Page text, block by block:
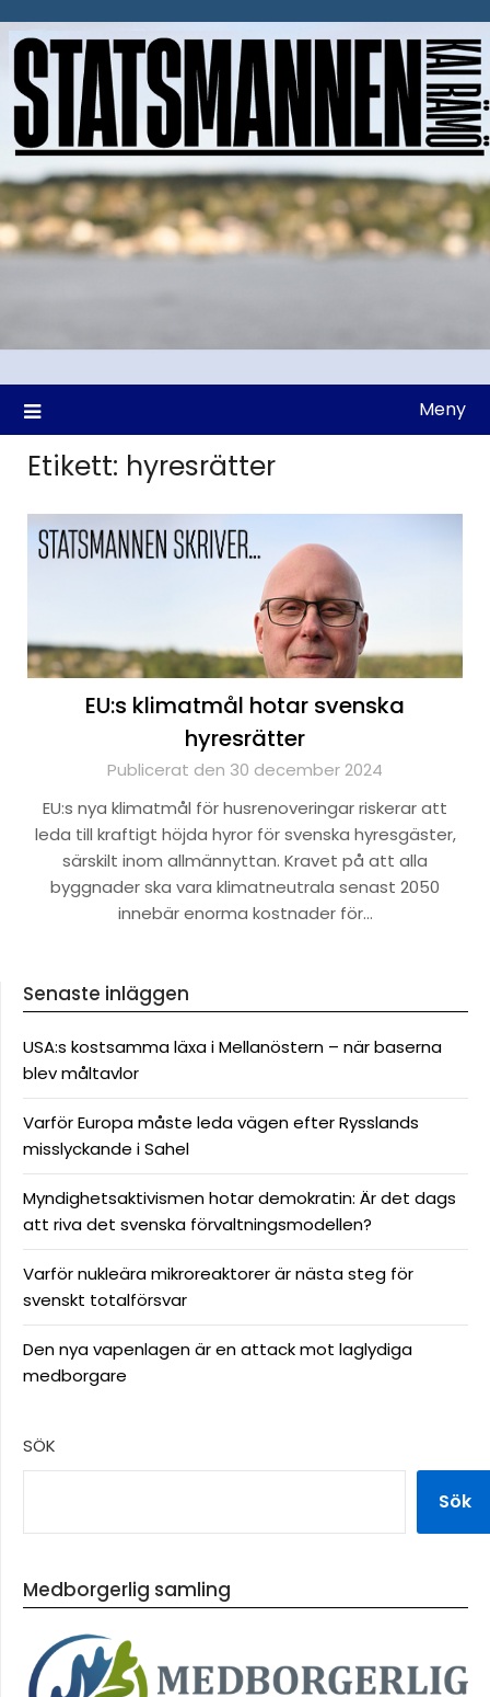
till
Meny
Etikett: hyresrätter
EU:s klimatmål hotar svenska
hyresrätter
Publicerat den 30 december 2024
EU:s nya klimatmål för husrenoveringar riskerar att
leda till kraftigt höjda hyror för svenska hyresgäster,
särskilt inom allmännyttan. Kravet på att alla
byggnader ska vara klimatneutrala senast 2050
innebär enorma kostnader för…
Senaste inläggen
USA:s kostsamma läxa i Mellanöstern – när baserna
blev måltavlor
Varför Europa måste leda vägen efter Rysslands
misslyckande i Sahel
Myndighetsaktivismen hotar demokratin: Är det dags
att riva det svenska förvaltningsmodellen?
Varför nukleära mikroreaktorer är nästa steg för
svenskt totalförsvar
Den nya vapenlagen är en attack mot laglydiga
medborgare
SÖK
Sök
Medborgerlig samling